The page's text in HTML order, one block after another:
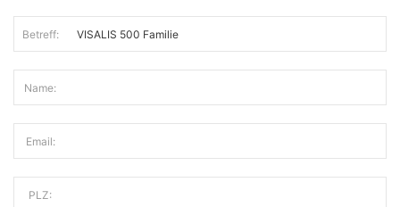
Betreff:
Name:
Email:
PLZ: